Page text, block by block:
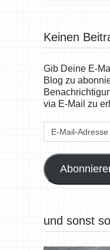
Keinen
Gib Deine E-
Blog zu
via E-Mail zu
E-
und sonst